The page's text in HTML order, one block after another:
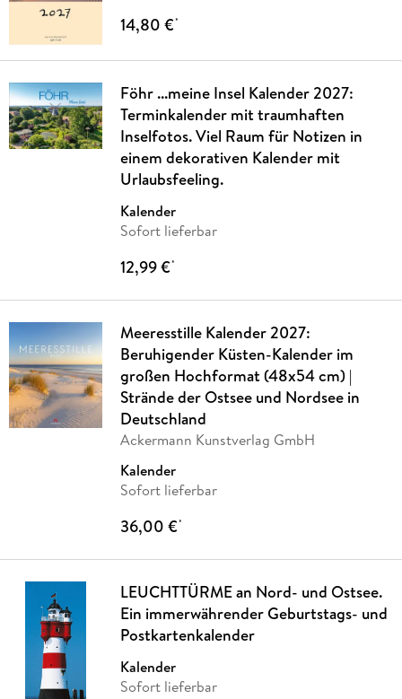
14,80 €*
Föhr ...meine Insel Kalender 2027:
Terminkalender mit traumhaften
Inselfotos. Viel Raum für Notizen in
einem dekorativen Kalender mit
Urlaubsfeeling.
Kalender
Sofort lieferbar
12,99 €*
Meeresstille Kalender 2027:
Beruhigender Küsten-Kalender im
großen Hochformat (48x54 cm) |
Strände der Ostsee und Nordsee in
Deutschland
Ackermann Kunstverlag GmbH
Kalender
Sofort lieferbar
36,00 €*
LEUCHTTÜRME an Nord- und Ostsee.
Ein immerwährender Geburtstags- und
Postkartenkalender
Kalender
Sofort lieferbar